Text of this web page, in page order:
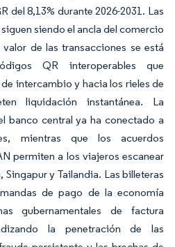
del 8,13% durante 2026-2031. Las
siendo el ancla del comercio
de las transacciones se está
QR interoperables que
intercambio y hacia los rieles de
liquidación instantánea. La
banco central ya ha conectado a
mientras que los acuerdos
permiten a los viajeros escanear
y Tailandia. Las billeteras
de pago de la economía
gubernamentales de factura
la penetración de las